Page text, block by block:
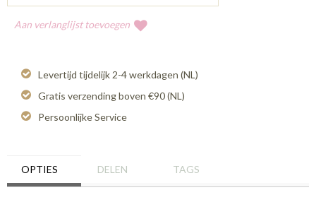
Aan verlanglijst toevoegen
Levertijd tijdelijk 2-4 werkdagen (NL)
Gratis verzending boven €90 (NL)
Persoonlijke Service
OPTIES DELEN TAGS